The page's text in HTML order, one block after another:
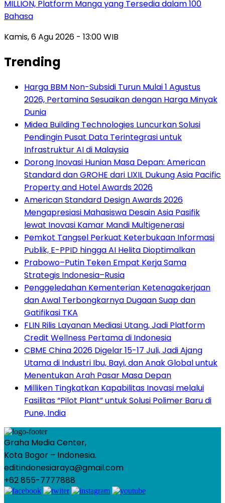
MILLION, Platform Manga yang Tersedia dalam 100
Bahasa
Kamis, 6 Agu 2026 - 13:00 WIB
Trending
Harga BBM Non-Subsidi Turun Mulai 1 Agustus
2026, Pertamina Sesuaikan dengan Harga Minyak
Dunia
Midea Building Technologies Luncurkan Solusi
Pendingin Pusat Data Terintegrasi untuk
Infrastruktur AI di Malaysia
Dorong Inovasi Hunian Masa Depan: American
Standard dan GROHE dari LIXIL Dukung Asia Pacific
Property and Hotel Awards 2026
American Standard Design Awards 2026
Mengapresiasi Mahasiswa Desain Asia Pasifik
lewat Inovasi Kamar Mandi Multigenerasi
Pemkot Tangsel Perkuat Keterbukaan Informasi
Publik, E-PPID hingga AI Helita Dioptimalkan
Prabowo–Putin Teken Empat Kerja Sama
Strategis Indonesia–Rusia
Penggeledahan Kementerian Ketenagakerjaan
dan Awal Terbongkarnya Dugaan Suap dan
Gatifikasi TKA
FLIN Rilis Layanan Mediasi Utang, Jadi Platform
Credit Wellness Pertama di Indonesia
CBME China 2026 Digelar 15-17 Juli, Jadi Ajang
Utama di Industri Ibu, Bayi, dan Anak Global untuk
Menentukan Arah Pasar Masa Depan
Milliken Tingkatkan Kapabilitas Inovasi melalui
Fasilitas “Pilot Plant” untuk Solusi Polimer Baru di
Pune, India
Graha Media Center,
Kota Bogor – Indonesia.
editindonesiaraya@gmail.com
+62 855-7777888